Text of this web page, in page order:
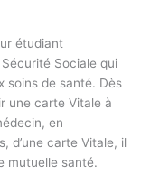
étudiant
Sociale qui
soins de santé. Dès
une carte Vitale à
en
d’une carte Vitale, il
mutuelle santé.